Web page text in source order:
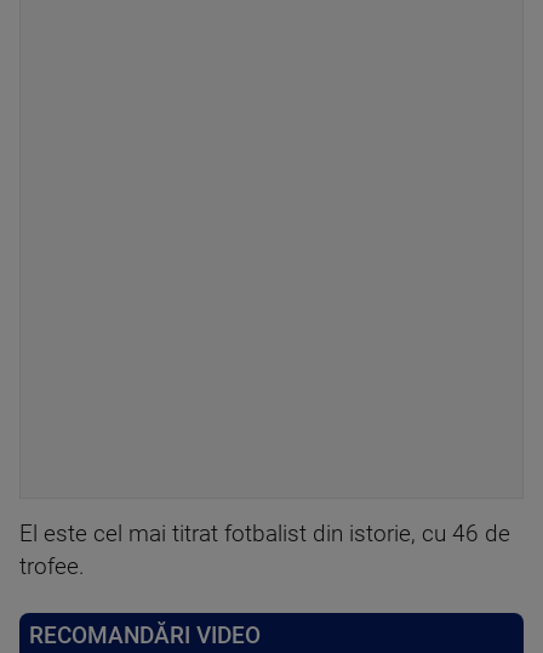
El este cel mai titrat fotbalist din istorie, cu 46 de
trofee.
RECOMANDĂRI VIDEO